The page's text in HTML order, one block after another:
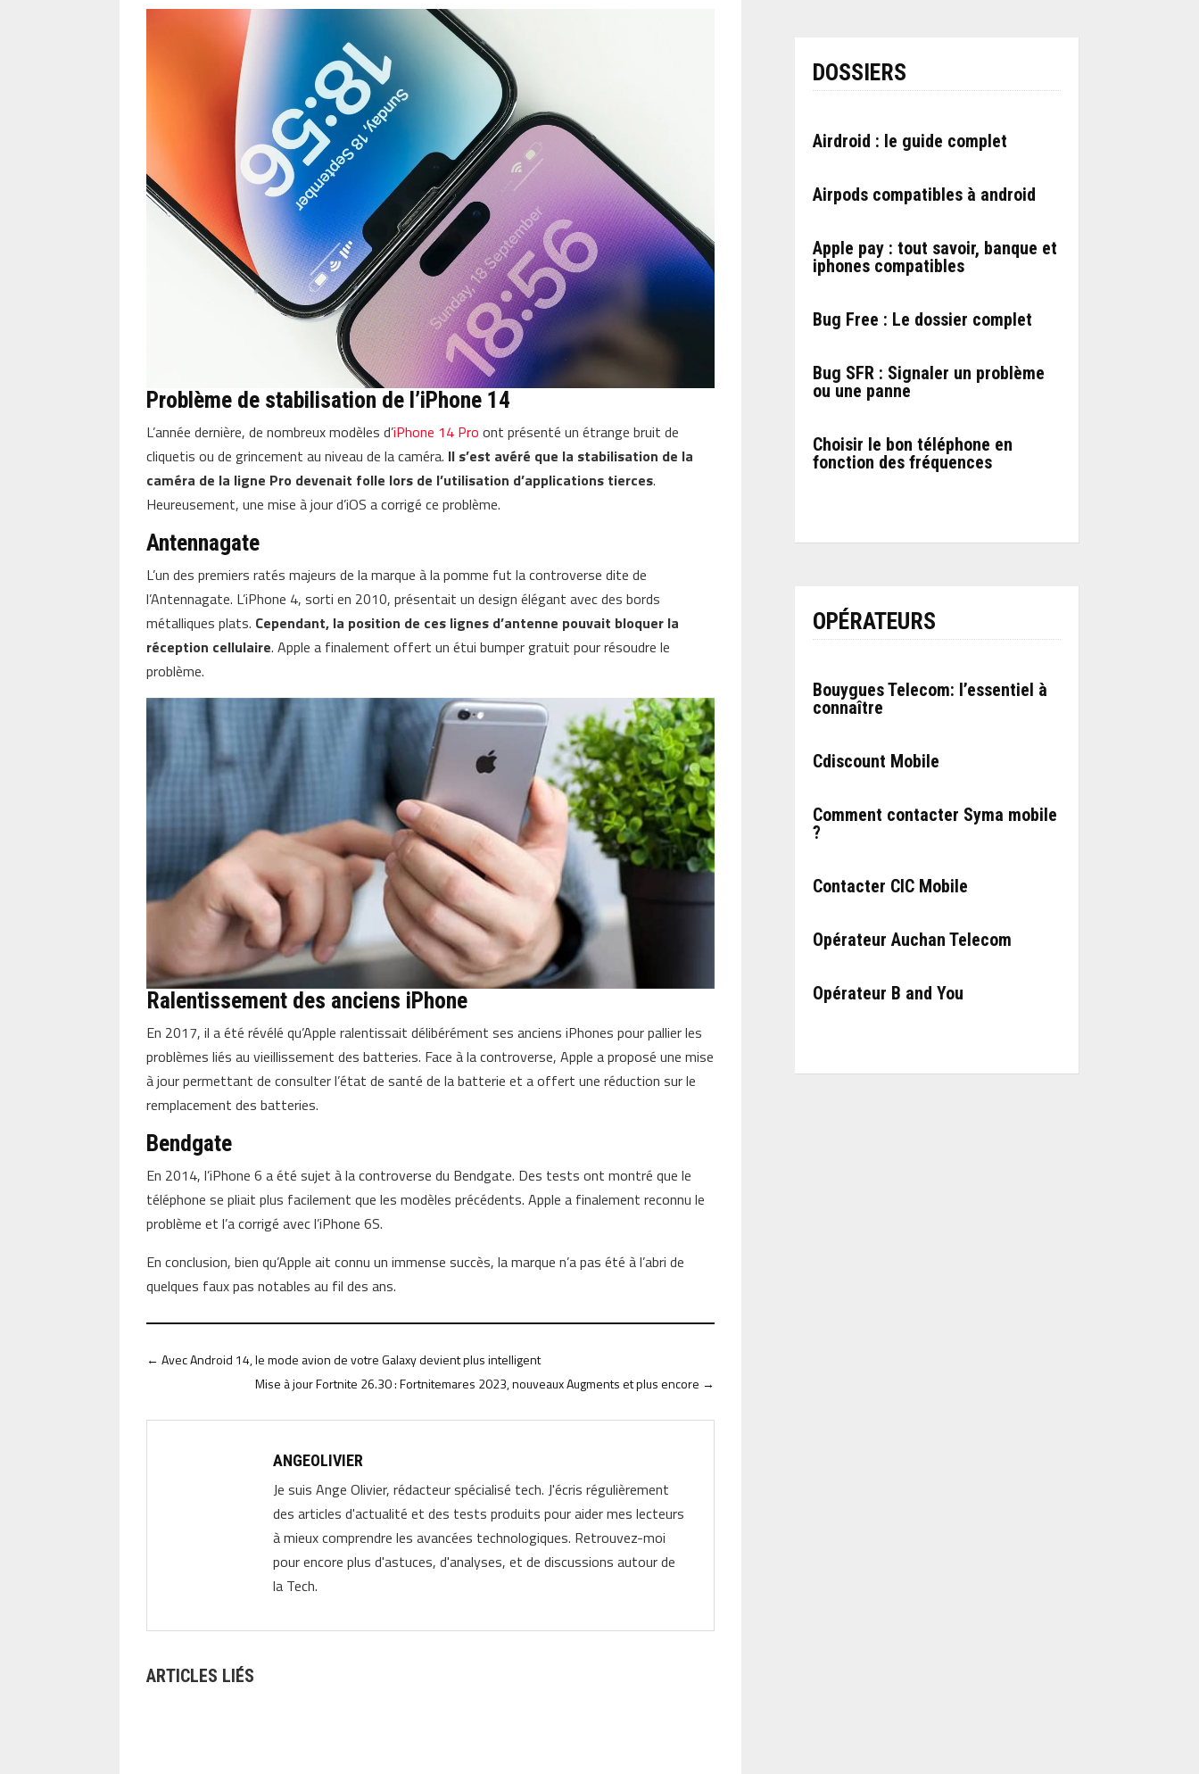
Problème de stabilisation de l’iPhone 14
L’année dernière, de nombreux modèles d’iPhone 14 Pro ont présenté un étrange bruit de
cliquetis ou de grincement au niveau de la caméra. Il s’est avéré que la stabilisation de la
caméra de la ligne Pro devenait folle lors de l’utilisation d’applications tierces.
Heureusement, une mise à jour d’iOS a corrigé ce problème.
Antennagate
L’un des premiers ratés majeurs de la marque à la pomme fut la controverse dite de
l’Antennagate. L’iPhone 4, sorti en 2010, présentait un design élégant avec des bords
métalliques plats. Cependant, la position de ces lignes d’antenne pouvait bloquer la
réception cellulaire. Apple a finalement offert un étui bumper gratuit pour résoudre le
problème.
Ralentissement des anciens iPhone
En 2017, il a été révélé qu’Apple ralentissait délibérément ses anciens iPhones pour pallier les
problèmes liés au vieillissement des batteries. Face à la controverse, Apple a proposé une mise
à jour permettant de consulter l’état de santé de la batterie et a offert une réduction sur le
remplacement des batteries.
Bendgate
En 2014, l’iPhone 6 a été sujet à la controverse du Bendgate. Des tests ont montré que le
téléphone se pliait plus facilement que les modèles précédents. Apple a finalement reconnu le
problème et l’a corrigé avec l’iPhone 6S.
En conclusion, bien qu’Apple ait connu un immense succès, la marque n’a pas été à l’abri de
quelques faux pas notables au fil des ans.
←Avec Android 14, le mode avion de votre Galaxy devient plus intelligent
Mise à jour Fortnite 26.30 : Fortnitemares 2023, nouveaux Augments et plus encore →
ANGEOLIVIER
Je suis Ange Olivier, rédacteur spécialisé tech. J'écris régulièrement
des articles d'actualité et des tests produits pour aider mes lecteurs
à mieux comprendre les avancées technologiques. Retrouvez-moi
pour encore plus d'astuces, d'analyses, et de discussions autour de
la Tech.
ARTICLES LIÉS
DOSSIERS
Airdroid : le guide complet
Airpods compatibles à android
Apple pay : tout savoir, banque et
iphones compatibles
Bug Free : Le dossier complet
Bug SFR : Signaler un problème
ou une panne
Choisir le bon téléphone en
fonction des fréquences
OPÉRATEURS
Bouygues Telecom: l’essentiel à
connaître
Cdiscount Mobile
Comment contacter Syma mobile
?
Contacter CIC Mobile
Opérateur Auchan Telecom
Opérateur B and You